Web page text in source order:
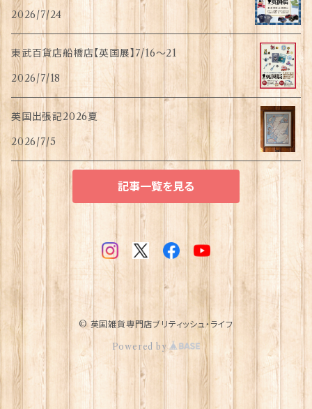
2026/7/24
東武百貨店船橋店【英国展】7/16～21
2026/7/18
英国出張記2026夏
2026/7/5
記事一覧を見る
© 英国雑貨専門店ブリティッシュ・ライフ
Powered by